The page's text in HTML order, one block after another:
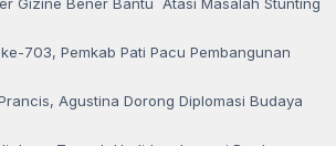
Gizine Bener Bantu Atasi Masalah Stunting
703, Pemkab Pati Pacu Pembangunan
Agustina Dorong Diplomasi Budaya